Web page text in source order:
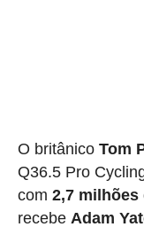
O britânico Tom
Q36.5 Pro
com 2,7 milhões
recebe Adam